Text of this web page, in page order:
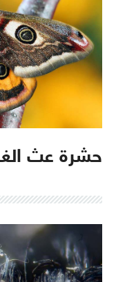
حشرة عث